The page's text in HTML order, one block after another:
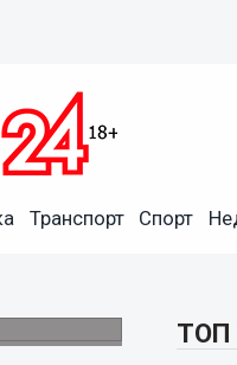
Транспорт Спорт
ТОП